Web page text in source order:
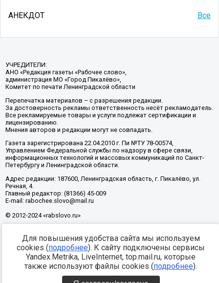
АНЕКДОТ Все
УЧРЕДИТЕЛИ:
АНО «Редакция газеты «Рабочее слово»,
администрация МО «Город Пикалёво»,
Комитет по печати Ленинградской области
Перепечатка материалов – с разрешения редакции.
За достоверность рекламы ответственность несёт рекламодатель.
Все рекламируемые товары и услуги подлежат сертификации и
лицензированию.
Мнения авторов и редакции могут не совпадать.
Газета зарегистрирована 22.04.2010 г. Пи №ТУ 78-00574,
Управлением Федеральной службы по надзору в сфере связи,
информационных технологий и массовых коммуникаций по Санкт-
Петербургу и Ленинградской области.
Адрес редакции: 187600, Ленинградская область, г. Пикалёво, ул.
Речная, 4.
Главный редактор: (81366) 45-009
E-mail: rabochee.slovo@mail.ru
© 2012-2024 «rabslovo.ru»
Разработка -
Для повышения удобства сайта мы используем
cookies (подробнее). К сайту подключены сервисы
Yandex.Metrika, LiveInternet, top.mail.ru, которые
также используют файлы cookies (подробнее).